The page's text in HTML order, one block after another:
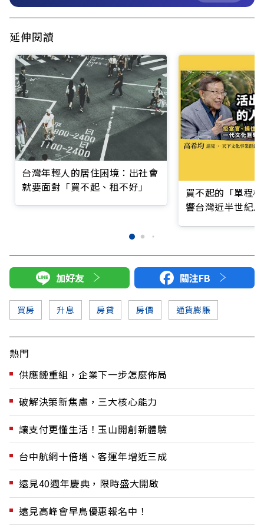
延伸閱讀
台灣年輕人的居住困境：出社會
就要面對「買不起、租不好」
買不起的「單程
響台灣近半世紀
加好友 關注FB
買房 升息 房貸 房價 通貨膨脹
熱門
供應鏈重組，企業下一步怎麼佈局
破解決策新焦慮，三大核心能力
讓支付更懂生活！玉山開創新體驗
台中航網十倍增、客運年增近三成
遠見40週年慶典，限時盛大開啟
遠見高峰會早鳥優惠報名中！